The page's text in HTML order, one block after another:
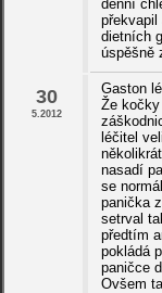
denní
dietních
úspěšně
30
5.2012
Gaston
Že
léčitel
nasadí
se
panička
setrval
předtím
pokládá
paničce
Ovšem